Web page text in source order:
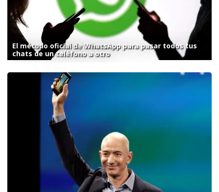
El método oficial de WhatsApp para pasar todos tus
chats de un teléfono a otro